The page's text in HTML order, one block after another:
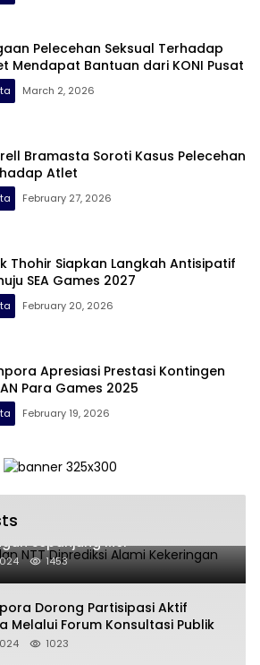
Pelecehan Seksual Terhadap
Mendapat Bantuan dari KONI Pusat
March 2, 2026
Bramasta Soroti Kasus Pelecehan
Atlet
February 27, 2026
Thohir Siapkan Langkah Antisipatif
SEA Games 2027
February 20, 2026
Apresiasi Prestasi Kontingen
ASEAN Para Games 2025
February 19, 2026
NTB dan NTT Diprediksi Alami
Sepanjang Mei
1453
Dorong Partisipasi Aktif
Melalui Forum Konsultasi Publik
1023